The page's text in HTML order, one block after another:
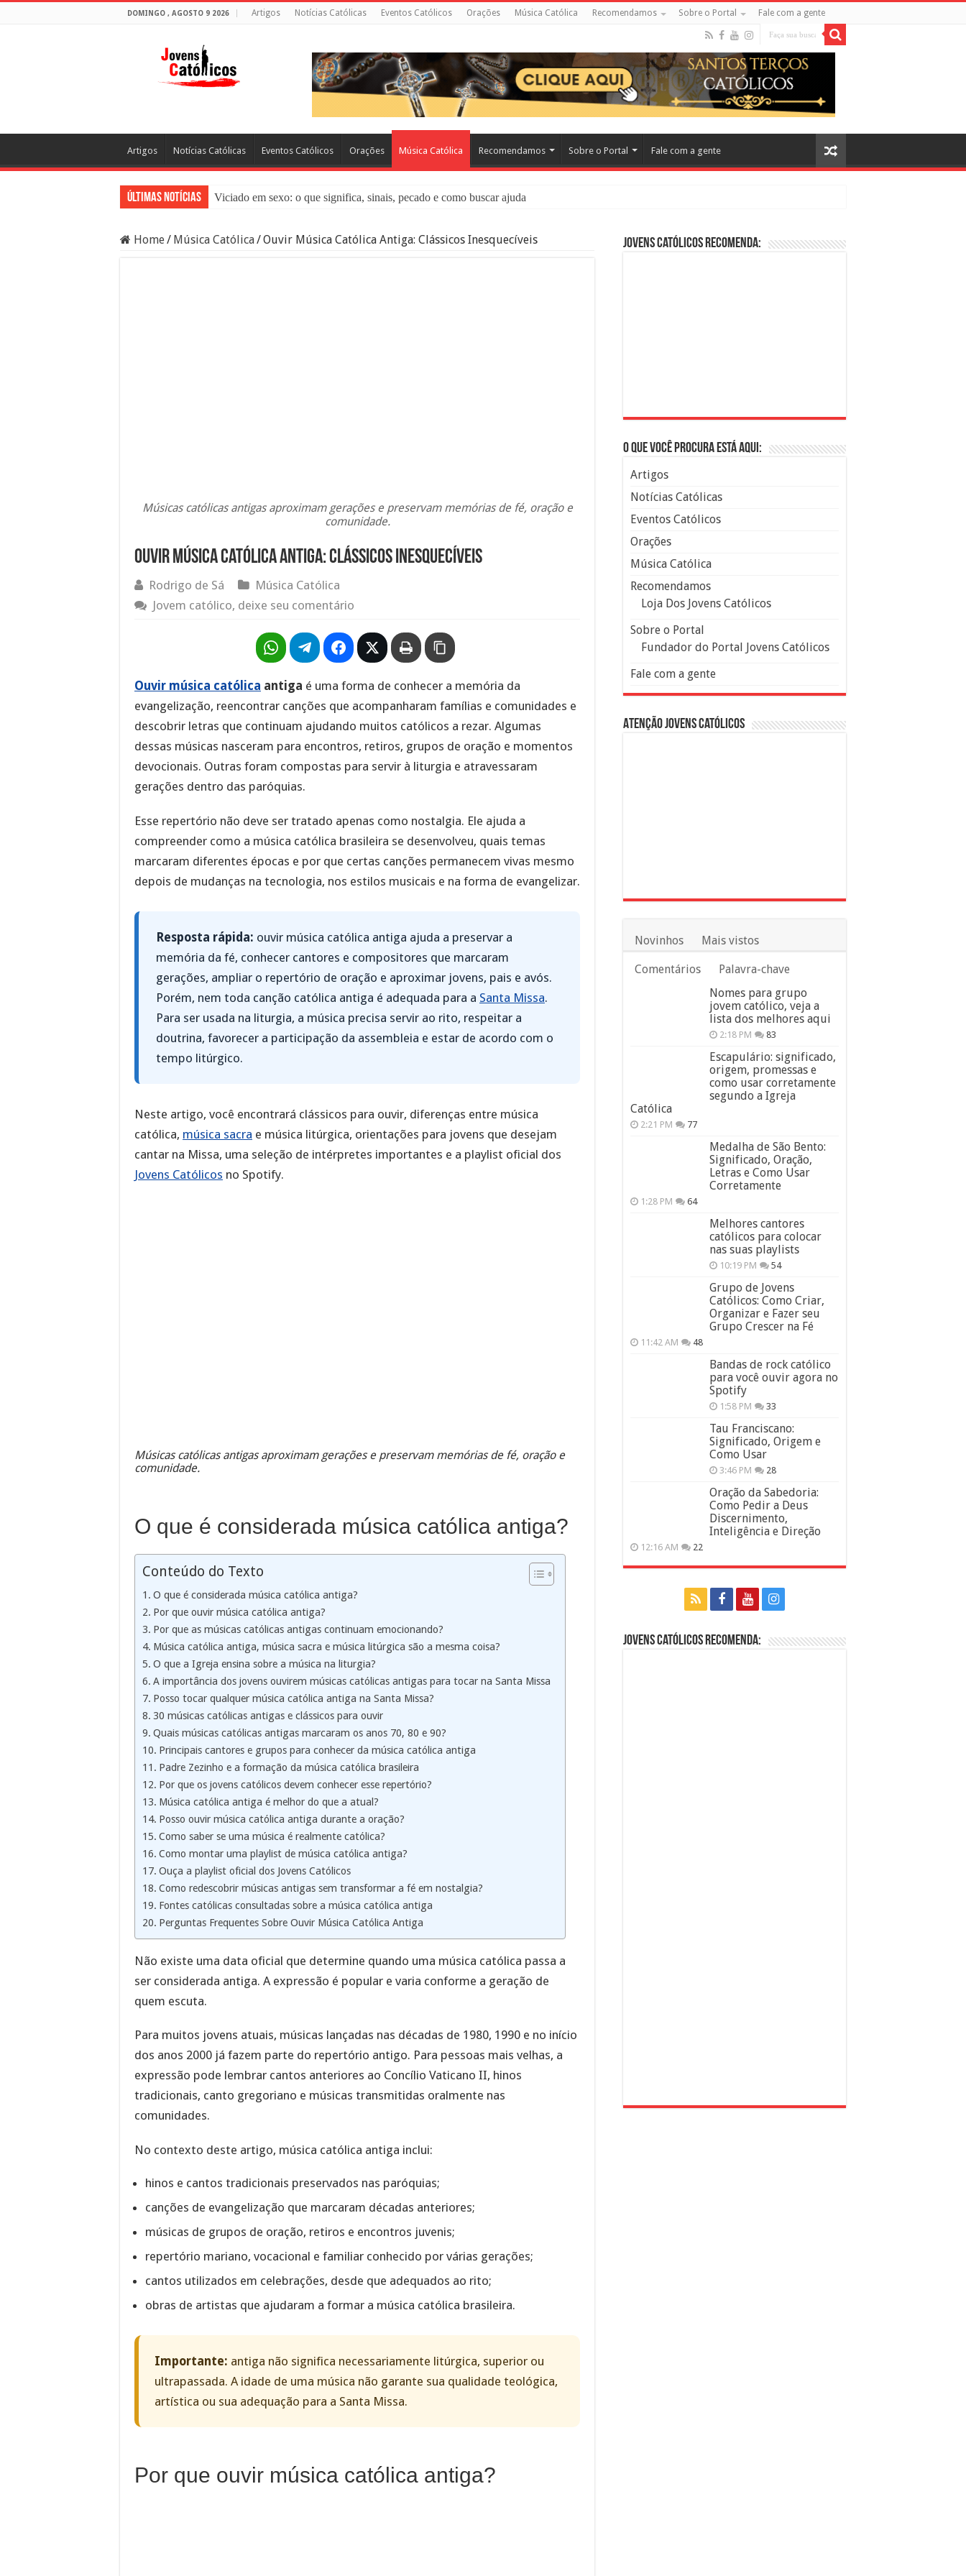
DOMINGO , AGOSTO 9 2026 Artigos Notícias Católicas Eventos Católicos Orações Música Católica Recomendamos Sobre o Portal Fale com a gente
Artigos Notícias Católicas Eventos Católicos Orações Música Católica Recomendamos Sobre o Portal Fale com a gente
Últimas Notícias
Viciado em sexo: o que significa, sinais, pecado e como buscar ajuda
Filme Sagrado Coração – Seu Reino Não Terá Fim: O Documentário Que Vai Tocar os Católicos no Cinema
Home/ Música Católica/Ouvir Música Católica Antiga: Clássicos Inesquecíveis
Músicas católicas antigas aproximam gerações e preservam memórias de fé, oração e
comunidade.
Ouvir Música Católica Antiga: Clássicos Inesquecíveis
Rodrigo de Sá
Música Católica
Jovem católico, deixe seu comentário
Ouvir música católica antiga é uma forma de conhecer a memória da
evangelização, reencontrar canções que acompanharam famílias e comunidades e
descobrir letras que continuam ajudando muitos católicos a rezar. Algumas
dessas músicas nasceram para encontros, retiros, grupos de oração e momentos
devocionais. Outras foram compostas para servir à liturgia e atravessaram
gerações dentro das paróquias.
Esse repertório não deve ser tratado apenas como nostalgia. Ele ajuda a
compreender como a música católica brasileira se desenvolveu, quais temas
marcaram diferentes épocas e por que certas canções permanecem vivas mesmo
depois de mudanças na tecnologia, nos estilos musicais e na forma de evangelizar.
Resposta rápida: ouvir música católica antiga ajuda a preservar a
memória da fé, conhecer cantores e compositores que marcaram
gerações, ampliar o repertório de oração e aproximar jovens, pais e avós.
Porém, nem toda canção católica antiga é adequada para a Santa Missa.
Para ser usada na liturgia, a música precisa servir ao rito, respeitar a
doutrina, favorecer a participação da assembleia e estar de acordo com o
tempo litúrgico.
Neste artigo, você encontrará clássicos para ouvir, diferenças entre música
católica, música sacra e música litúrgica, orientações para jovens que desejam
cantar na Missa, uma seleção de intérpretes importantes e a playlist oficial dos
Jovens Católicos no Spotify.
Músicas católicas antigas aproximam gerações e preservam memórias de fé, oração e
comunidade.
O que é considerada música católica antiga?
Conteúdo do Texto
O que é considerada música católica antiga?
Por que ouvir música católica antiga?
Por que as músicas católicas antigas continuam emocionando?
Música católica antiga, música sacra e música litúrgica são a mesma coisa?
O que a Igreja ensina sobre a música na liturgia?
A importância dos jovens ouvirem músicas católicas antigas para tocar na Santa Missa
Posso tocar qualquer música católica antiga na Santa Missa?
30 músicas católicas antigas e clássicos para ouvir
Quais músicas católicas antigas marcaram os anos 70, 80 e 90?
Principais cantores e grupos para conhecer da música católica antiga
Padre Zezinho e a formação da música católica brasileira
Por que os jovens católicos devem conhecer esse repertório?
Música católica antiga é melhor do que a atual?
Posso ouvir música católica antiga durante a oração?
Como saber se uma música é realmente católica?
Como montar uma playlist de música católica antiga?
Ouça a playlist oficial dos Jovens Católicos
Como redescobrir músicas antigas sem transformar a fé em nostalgia?
Fontes católicas consultadas sobre a música católica antiga
Perguntas Frequentes Sobre Ouvir Música Católica Antiga
Não existe uma data oficial que determine quando uma música católica passa a
ser considerada antiga. A expressão é popular e varia conforme a geração de
quem escuta.
Para muitos jovens atuais, músicas lançadas nas décadas de 1980, 1990 e no início
dos anos 2000 já fazem parte do repertório antigo. Para pessoas mais velhas, a
expressão pode lembrar cantos anteriores ao Concílio Vaticano II, hinos
tradicionais, canto gregoriano e músicas transmitidas oralmente nas
comunidades.
No contexto deste artigo, música católica antiga inclui:
hinos e cantos tradicionais preservados nas paróquias;
canções de evangelização que marcaram décadas anteriores;
músicas de grupos de oração, retiros e encontros juvenis;
repertório mariano, vocacional e familiar conhecido por várias gerações;
cantos utilizados em celebrações, desde que adequados ao rito;
obras de artistas que ajudaram a formar a música católica brasileira.
Importante: antiga não significa necessariamente litúrgica, superior ou
ultrapassada. A idade de uma música não garante sua qualidade teológica,
artística ou sua adequação para a Santa Missa.
Por que ouvir música católica antiga?
Jovens Católicos Recomenda:
O que você procura está aqui:
Artigos
Notícias Católicas
Eventos Católicos
Orações
Música Católica
Recomendamos
Loja Dos Jovens Católicos
Sobre o Portal
Fundador do Portal Jovens Católicos
Fale com a gente
Atenção Jovens Católicos
Novinhos Mais vistos
Comentários
Palavra-chave
Nomes para grupo
jovem católico, veja a
lista dos melhores aqui
2:18 PM 83
Escapulário: significado,
origem, promessas e
como usar corretamente
segundo a Igreja
Católica
2:21 PM 77
Medalha de São Bento:
Significado, Oração,
Letras e Como Usar
Corretamente
1:28 PM 64
Melhores cantores
católicos para colocar
nas suas playlists
10:19 PM 54
Grupo de Jovens
Católicos: Como Criar,
Organizar e Fazer seu
Grupo Crescer na Fé
11:42 AM 48
Bandas de rock católico
para você ouvir agora no
Spotify
1:58 PM 33
Tau Franciscano:
Significado, Origem e
Como Usar
3:46 PM 28
Oração da Sabedoria:
Como Pedir a Deus
Discernimento,
Inteligência e Direção
12:16 AM 22
Jovens Católicos Recomenda: